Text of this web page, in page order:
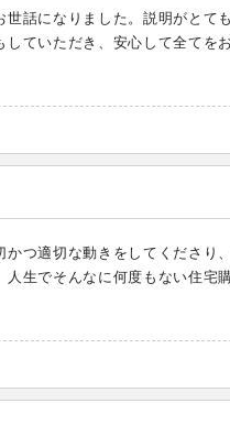
世話になりました。説明がとて
していただき、安心して全てを
かつ適切な動きをしてくださり
人生でそんなに何度もない住宅